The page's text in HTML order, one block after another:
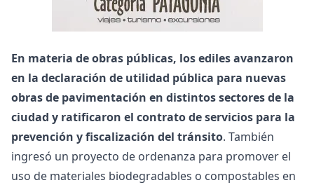
En materia de obras públicas, los ediles avanzaron
en la declaración de utilidad pública para nuevas
obras de pavimentación en distintos sectores de la
ciudad y ratificaron el contrato de servicios para la
prevención y fiscalización del tránsito. También
ingresó un proyecto de ordenanza para promover el
uso de materiales biodegradables o compostables en